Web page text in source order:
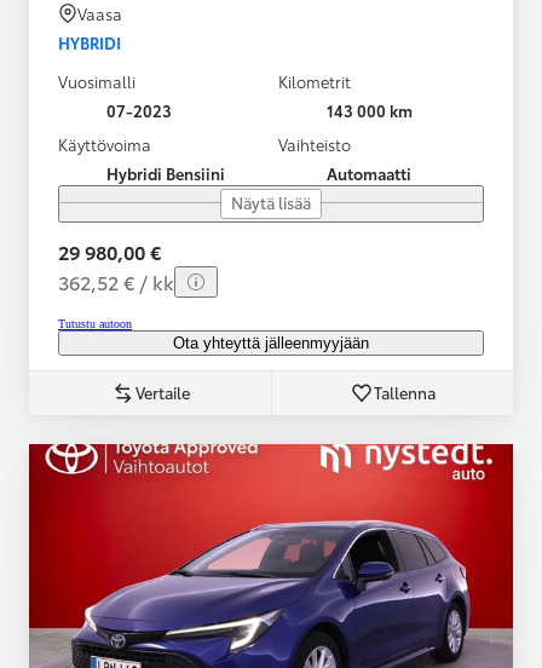
Vaasa
HYBRIDI
Vuosimalli
07-2023
Kilometrit
143 000 km
Käyttövoima
Hybridi Bensiini
Vaihteisto
Automaatti
Näytä lisää
29 980,00 €
362,52 € / kk
Tutustu autoon
Ota yhteyttä jälleenmyyjään
Vertaile Tallenna